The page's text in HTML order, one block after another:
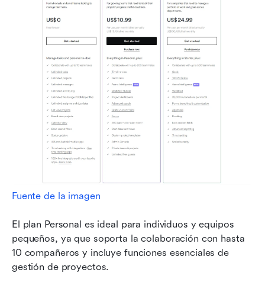
Fuente de la imagen
El plan Personal es ideal para individuos y equipos
pequeños, ya que soporta la colaboración con hasta
10 compañeros y incluye funciones esenciales de
gestión de proyectos.